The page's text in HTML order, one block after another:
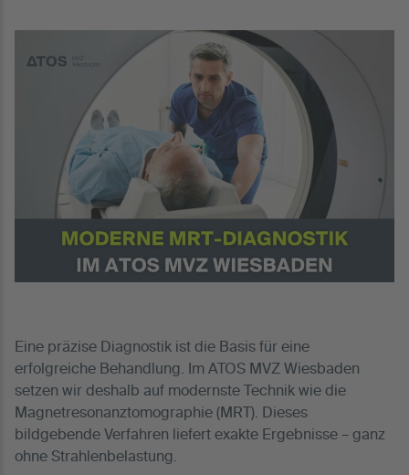
Eine präzise Diagnostik ist die Basis für eine
erfolgreiche Behandlung. Im ATOS MVZ Wiesbaden
setzen wir deshalb auf modernste Technik wie die
Magnetresonanztomographie (MRT). Dieses
bildgebende Verfahren liefert exakte Ergebnisse – ganz
ohne Strahlenbelastung.